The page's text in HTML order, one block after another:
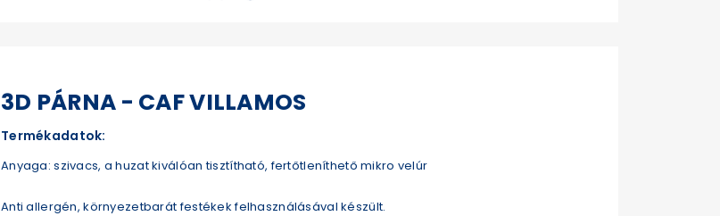
3D PÁRNA - CAF VILLAMOS
Termékadatok:
Anyaga: szivacs, a huzat kiválóan tisztítható, fertőtleníthető mikro velúr
Anti allergén, környezetbarát festékek felhasználásával készült.